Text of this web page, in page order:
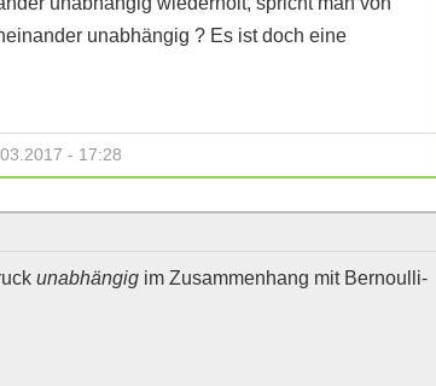
unabhängig ? Es ist doch eine
- 17:28
unabhängig im Zusammenhang mit Bernoulli-